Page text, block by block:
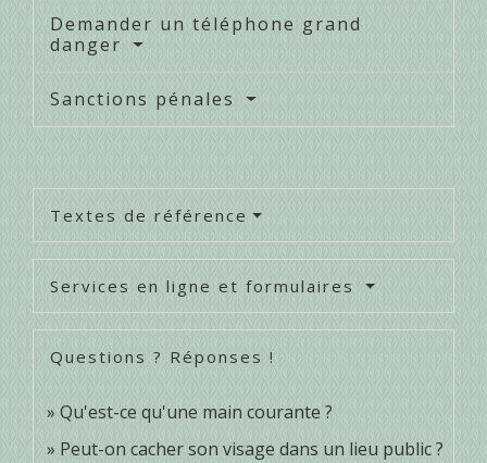
Demander un téléphone grand
danger
Sanctions pénales
Textes de référence
Services en ligne et formulaires
Questions ? Réponses !
Qu'est-ce qu'une main courante ?
Peut-on cacher son visage dans un lieu public ?